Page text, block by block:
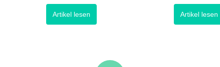
Tätigkeit zuweilen auch als
Fragesteller und Lösungsfinder
Artikel lesen
Alltag entwickeln sich
weiter und erfordern
Artikel lesen